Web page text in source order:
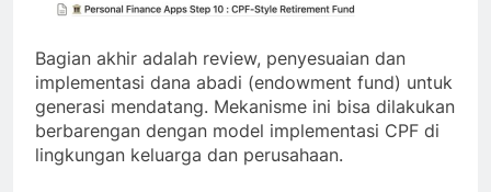
Bagian akhir adalah review, penyesuaian dan
implementasi dana abadi (endowment fund) untuk
generasi mendatang. Mekanisme ini bisa dilakukan
berbarengan dengan model implementasi CPF di
lingkungan keluarga dan perusahaan.